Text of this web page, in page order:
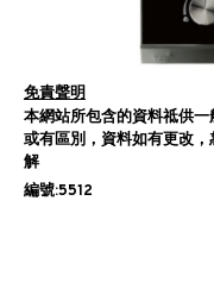
免責聲明
本網站所包含的資料祗供
或有區別，資料如有更改
解
編號:5512